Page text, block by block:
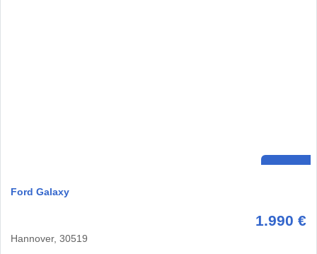
Ford Galaxy
1.990 €
Hannover, 30519